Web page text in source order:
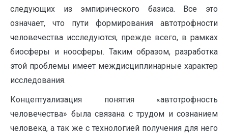
следующих из эмпирического базиса. Все это
означает, что пути формирования автотрофности
человечества исследуются, прежде всего, в рамках
биосферы и ноосферы. Таким образом, разработка
этой проблемы имеет междисциплинарные характер
исследования.
Концептуализация понятия «автотрофность
человечества» была связана с трудом и сознанием
человека, а так же с технологией получения для него